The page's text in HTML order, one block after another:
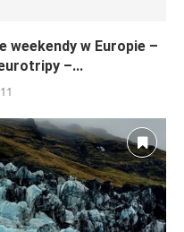
weekendy w Europie –
–...